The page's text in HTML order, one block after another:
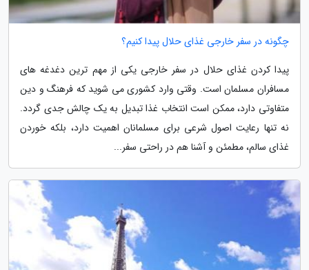
چگونه در سفر خارجی غذای حلال پیدا کنیم؟
پیدا کردن غذای حلال در سفر خارجی یکی از مهم ترین دغدغه های
مسافران مسلمان است. وقتی وارد کشوری می شوید که فرهنگ و دین
متفاوتی دارد، ممکن است انتخاب غذا تبدیل به یک چالش جدی گردد.
نه تنها رعایت اصول شرعی برای مسلمانان اهمیت دارد، بلکه خوردن
غذای سالم، مطمئن و آشنا هم در راحتی سفر...